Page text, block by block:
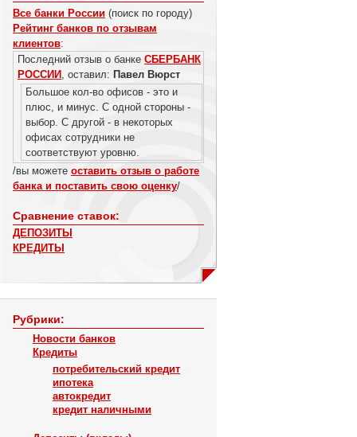
Все банки России (поиск по городу)
Рейтинг банков по отзывам
клиентов:
Последний отзыв о банке СБЕРБАНК
РОССИИ , оставил: Павел Вюрст
Большое кол-во офисов - это и
плюс, и минус. С одной стороны -
выбор. С другой - в некоторых
офисах сотрудники не
соответствуют уровню.
/вы можете оставить отзыв о работе
банка и поставить свою оценку/
Сравнение ставок:
ДЕПОЗИТЫ
КРЕДИТЫ
Рубрики:
Новости банков
Кредиты
потребительский кредит
ипотека
автокредит
кредит наличными